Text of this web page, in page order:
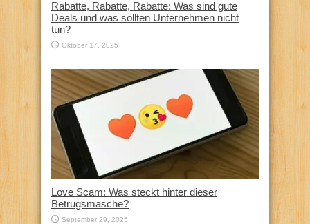
Rabatte, Rabatte, Rabatte: Was sind gute
Deals und was sollten Unternehmen nicht
tun?
Oktober 17, 2025
Love Scam: Was steckt hinter dieser
Betrugsmasche?
September 29, 2025